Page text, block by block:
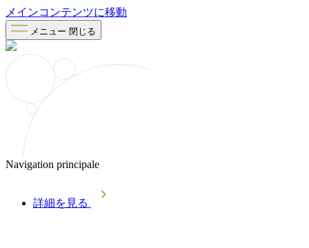
メインコンテンツに移動
メニュー 閉じる
Navigation principale
詳細を見る